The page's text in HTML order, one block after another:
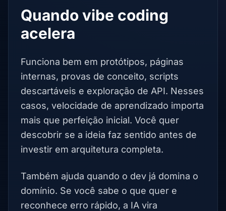
Quando vibe coding
acelera
Funciona bem em protótipos, páginas
internas, provas de conceito, scripts
descartáveis e exploração de API. Nesses
casos, velocidade de aprendizado importa
mais que perfeição inicial. Você quer
descobrir se a ideia faz sentido antes de
investir em arquitetura completa.
Também ajuda quando o dev já domina o
domínio. Se você sabe o que quer e
reconhece erro rápido, a IA vira